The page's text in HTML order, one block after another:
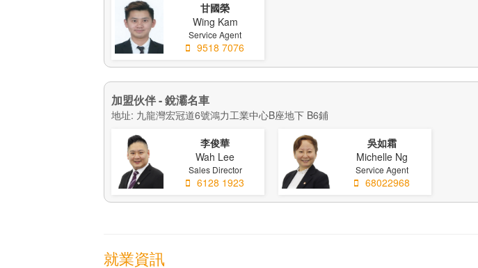
甘國榮
Wing Kam
Service Agent
9518 7076
加盟伙伴 - 銳灞名車
地址: 九龍灣宏冠道6號鴻力工業中心B座地下 B6鋪
李俊華
Wah Lee
Sales Director
6128 1923
吳如霜
Michelle Ng
Service Agent
68022968
就業資訊